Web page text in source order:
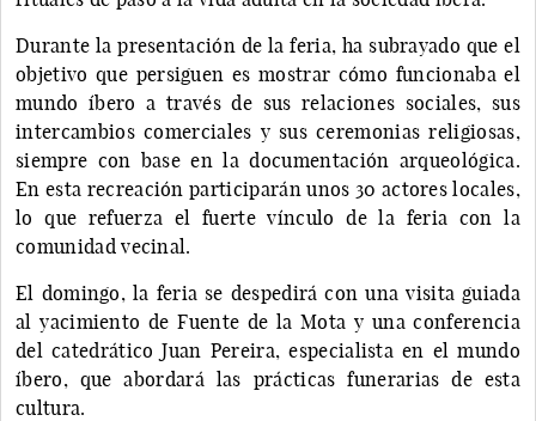
Durante la presentación de la feria, ha subrayado que el
objetivo que persiguen es mostrar cómo funcionaba el
mundo íbero a través de sus relaciones sociales, sus
intercambios comerciales y sus ceremonias religiosas,
siempre con base en la documentación arqueológica.
En esta recreación participarán unos 30 actores locales,
lo que refuerza el fuerte vínculo de la feria con la
comunidad vecinal.
El domingo, la feria se despedirá con una visita guiada
al yacimiento de Fuente de la Mota y una conferencia
del catedrático Juan Pereira, especialista en el mundo
íbero, que abordará las prácticas funerarias de esta
cultura.